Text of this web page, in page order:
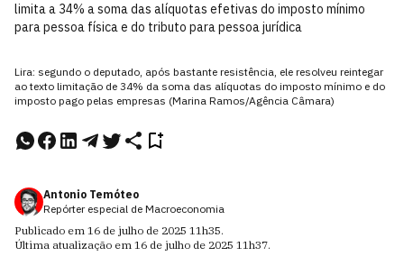
limita a 34% a soma das alíquotas efetivas do imposto mínimo
para pessoa física e do tributo para pessoa jurídica
Lira: segundo o deputado, após bastante resistência, ele resolveu reintegar
ao texto limitação de 34% da soma das alíquotas do imposto mínimo e do
imposto pago pelas empresas (Marina Ramos/Agência Câmara)
Antonio Temóteo
Repórter especial de Macroeconomia
Publicado em 16 de julho de 2025 11h35.
Última atualização em 16 de julho de 2025 11h37.